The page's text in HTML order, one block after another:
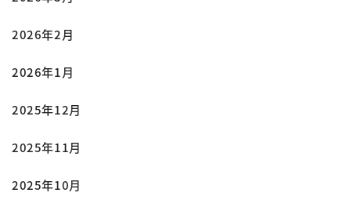
2026年2月
2026年1月
2025年12月
2025年11月
2025年10月